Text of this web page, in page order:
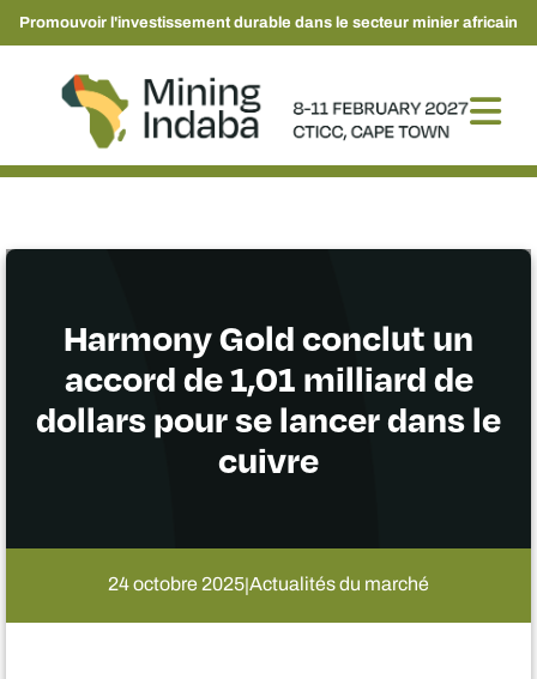
Promouvoir l'investissement durable dans le secteur minier africain
Harmony Gold conclut un
accord de 1,01 milliard de
dollars pour se lancer dans le
cuivre
24 octobre 2025|Actualités du marché